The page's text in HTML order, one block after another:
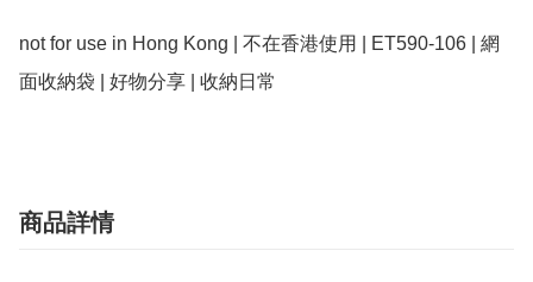
not for use in Hong Kong | 不在香港使用 | ET590-106 | 網
面收納袋 | 好物分享 | 收納日常
商品詳情